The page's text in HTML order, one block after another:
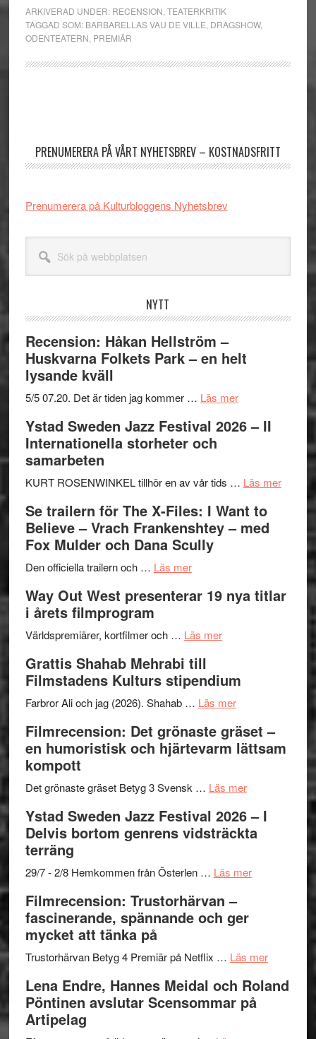
ARKIVERAD UNDER: RECENSION TEATERKRITIK
TAGGAD SOM: BARBARELLAS VAU DE VILLE DRAGSHOW,
ODENTEATERN PREMIÄR
PRENUMERERA PÅ VÅRT NYHETSBREV – KOSTNADSFRITT
Prenumerera på Kulturbloggens Nyhetsbrev
webbplatsen
NYTT
Recension: Håkan Hellström –
Huskvarna Folkets Park – en helt
lysande kväll
5/5 07.20. Det är tiden jag kommer … Läs merom
Håkan
Huskvarna
Park
–
kväll
Ystad Sweden Jazz Festival 2026 – II
Internationella storheter och
samarbeten
KURT ROSENWINKEL tillhör en av vår tids … Läs merom
Ystad
Festival
II
Se trailern för The X-Files: I Want to
Believe – Vrach Frankenshtey – med
Fox Mulder och Dana Scully
Den officiella trailern och … Läs merom
trailern
The
Files:
I
Want
Believe
–
Frankenshtey
med
Fox
och
Scully
Way Out West presenterar 19 nya titlar
i årets filmprogram
Världspremiärer, kortfilmer och … Läs merom
West
presenterar
nya
titlar
årets
Grattis Shahab Mehrabi till
Filmstadens Kulturs stipendium
Farbror Ali och jag (2026). Shahab … Läs merom
Shahab
Mehrabi
Filmstadens
stipendium
Filmrecension: Det grönaste gräset –
en humoristisk och hjärtevarm lättsam
kompott
Det grönaste gräset Betyg 3 Svensk … Läs merom
Filmrecension:
Det
grönaste
–
och
lättsam
Ystad Sweden Jazz Festival 2026 – I
Delvis bortom genrens vidsträckta
terräng
29/7 - 2/8 Hemkommen från Österlen … Läs merom
2026
I
Delvis
Filmrecension: Trustorhärvan –
fascinerande, spännande och ger
mycket att tänka på
Trustorhärvan Betyg 4 Premiär på Netflix … Läs merom
Lena Endre, Hannes Meidal och Roland
Pöntinen avslutar Scensommar på
Artipelag